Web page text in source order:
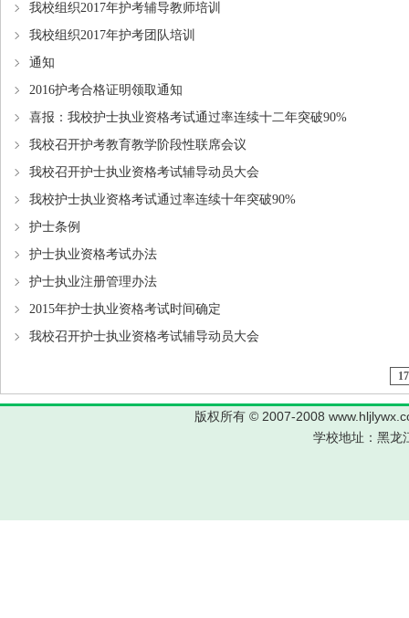
我校组织2017年护考辅导教师培训
我校组织2017年护考团队培训
通知
2016护考合格证明领取通知
喜报：我校护士执业资格考试通过率连续十二年突破90%
我校召开护考教育教学阶段性联席会议
我校召开护士执业资格考试辅导动员大会
我校护士执业资格考试通过率连续十年突破90%
护士条例
护士执业资格考试办法
护士执业注册管理办法
2015年护士执业资格考试时间确定
我校召开护士执业资格考试辅导动员大会
版权所有 © 2007-2008
学校地址：黑龙